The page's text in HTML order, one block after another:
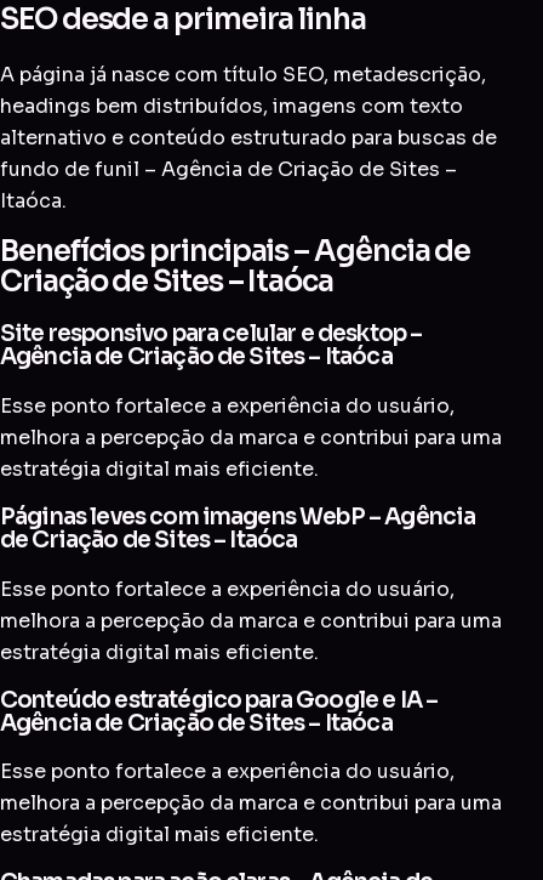
SEO desde a primeira linha
A página já nasce com título SEO, metadescrição,
headings bem distribuídos, imagens com texto
alternativo e conteúdo estruturado para buscas de
fundo de funil – Agência de Criação de Sites –
Itaóca.
Benefícios principais – Agência de
Criação de Sites – Itaóca
Site responsivo para celular e desktop –
Agência de Criação de Sites – Itaóca
Esse ponto fortalece a experiência do usuário,
melhora a percepção da marca e contribui para uma
estratégia digital mais eficiente.
Páginas leves com imagens WebP – Agência
de Criação de Sites – Itaóca
Esse ponto fortalece a experiência do usuário,
melhora a percepção da marca e contribui para uma
estratégia digital mais eficiente.
Conteúdo estratégico para Google e IA –
Agência de Criação de Sites – Itaóca
Esse ponto fortalece a experiência do usuário,
melhora a percepção da marca e contribui para uma
estratégia digital mais eficiente.